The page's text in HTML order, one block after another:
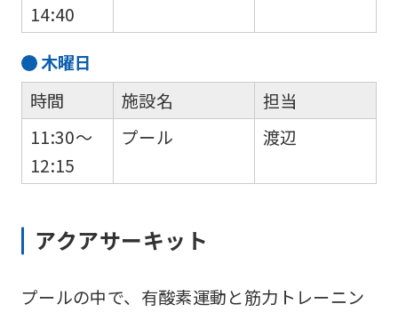
14:40
木曜日
時間
11:30～
12:15
施設名
プール
担当
渡辺
アクアサーキット
プールの中で、有酸素運動と筋力トレーニン